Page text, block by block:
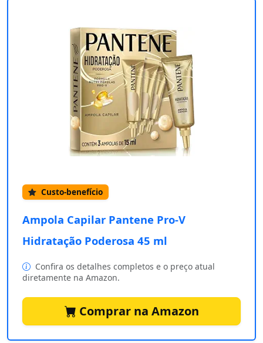
Custo-benefício
Ampola Capilar Pantene Pro-V
Hidratação Poderosa 45 ml
Confira os detalhes completos e o preço atual
diretamente na Amazon.
Comprar na Amazon